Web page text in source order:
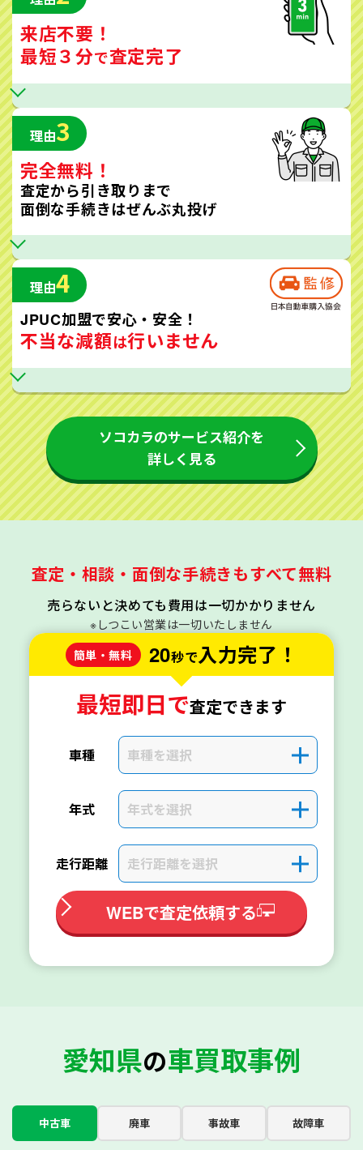
来店不要！
最短３分で査定完了
理由3
完全無料！
査定から引き取りまで
面倒な手続きはぜんぶ丸投げ
理由4
JPUC加盟で安心・安全！
不当な減額は行いません
ソコカラのサービス紹介を
詳しく見る
査定・相談・面倒な手続きもすべて無料
売らないと決めても費用は一切かかりません
※しつこい営業は一切いたしません
簡単・無料
20秒で入力完了！
最短即日で査定できます
車種 車種を選択 ＋
年式 年式を選択 ＋
走行距離 走行距離を選択 ＋
WEBで査定依頼する
愛知県の車買取事例
中古車 廃車 事故車 故障車